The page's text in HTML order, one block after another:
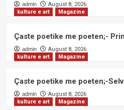
Lajme
Moti në
kulture e art
Piku i
Kosovës
admin
August 8, 2026
kulture e art
Magazine
Çaste poetike me poeten;-
admin
August 8, 2026
kulture e art
Magazine
Çaste poetike me poeten;-
admin
August 8, 2026
kulture e art
Magazine